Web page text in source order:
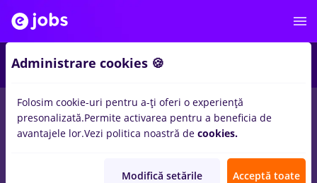
locuri de muncacu salarii sourcing, Part timein
pentruStudent, Fara experientainConstructii / Instalatii
Administrare cookies 🍪
Folosim cookie-uri pentru a-ți oferi o experiență
presonalizată.Permite activarea pentru a beneficia de
avantajele lor.Vezi politica noastră de cookies.
Modifică setările Acceptă toate